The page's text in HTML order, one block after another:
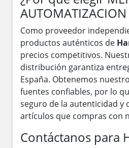
AUTOMATIZACION
Como proveedor
productos auténticos de
precios competitivos.
distribución garantiza
España. Obtenemos
fuentes confiables, por lo
seguro de la autenticidad y
artículos que compras con
Contáctanos para